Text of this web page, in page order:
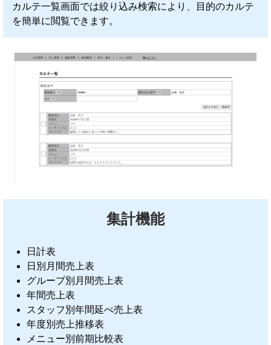
カルテ一覧画面では絞り込み検索により、目的のカルテ
を簡単に閲覧できます。
集計機能
日計表
日別月間売上表
グループ別月間売上表
年間売上表
スタッフ別年間延べ売上表
年度別売上推移表
メニュー別前期比較表